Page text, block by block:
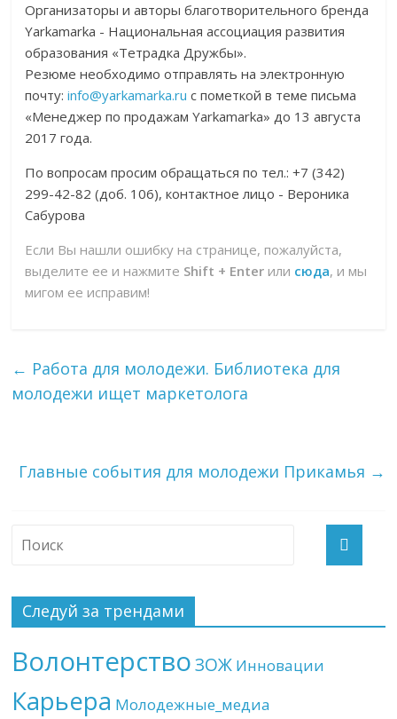
Организаторы и авторы благотворительного бренда
Yarkamarka - Национальная ассоциация развития
образования «Тетрадка Дружбы».
Резюме необходимо отправлять на электронную
почту:info@yarkamarka.ru с пометкой в теме письма
«Менеджер по продажам Yarkamarka» до 13 августа
2017 года.
По вопросам просим обращаться по тел.: +7 (342)
299-42-82 (доб. 106), контактное лицо - Вероника
Сабурова
Если Вы нашли ошибку на странице, пожалуйста,
выделите ее и нажмите Shift + Enter или сюда, и мы
мигом ее исправим!
← Работа для молодежи. Библиотека для
молодежи ищет маркетолога
Главные события для молодежи Прикамья →
Следуй за трендами
Волонтерство ЗОЖ Инновации
Карьера Молодежные_медиа